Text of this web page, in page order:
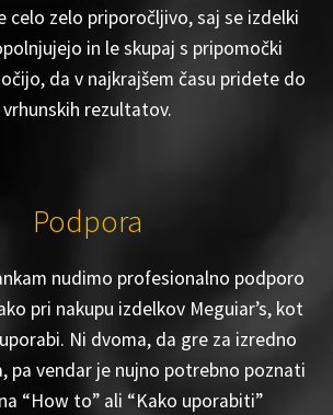
celo zelo priporočljivo, saj se izdelki
in le skupaj s pripomočki
da v najkrajšem času pridete do
vrhunskih rezultatov.
Podpora
nudimo profesionalno podporo
pri nakupu izdelkov Meguiar’s, kot
Ni dvoma, da gre za izredno
pa vendar je nujno potrebno poznati
“How to” ali “Kako uporabiti”